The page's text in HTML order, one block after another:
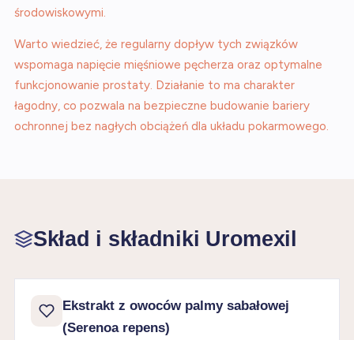
środowiskowymi.
Warto wiedzieć, że regularny dopływ tych związków
wspomaga napięcie mięśniowe pęcherza oraz optymalne
funkcjonowanie prostaty. Działanie to ma charakter
łagodny, co pozwala na bezpieczne budowanie bariery
ochronnej bez nagłych obciążeń dla układu pokarmowego.
Skład i składniki Uromexil
Ekstrakt z owoców palmy sabałowej
(Serenoa repens)